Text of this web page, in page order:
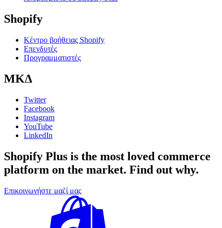
Shopify
Κέντρο βοήθειας Shopify
Επενδυτές
Προγραμματιστές
ΜΚΔ
Twitter
Facebook
Instagram
YouTube
LinkedIn
Shopify Plus is the most loved commerce
platform on the market. Find out why.
Επικοινωνήστε μαζί μας